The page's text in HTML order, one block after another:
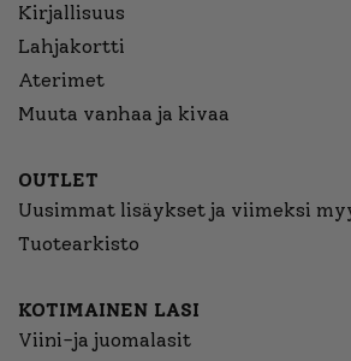
Kirjallisuus
Lahjakortti
Aterimet
Muuta vanhaa ja kivaa
OUTLET
Uusimmat lisäykset ja viimeksi
Tuotearkisto
KOTIMAINEN LASI
Viini-ja juomalasit